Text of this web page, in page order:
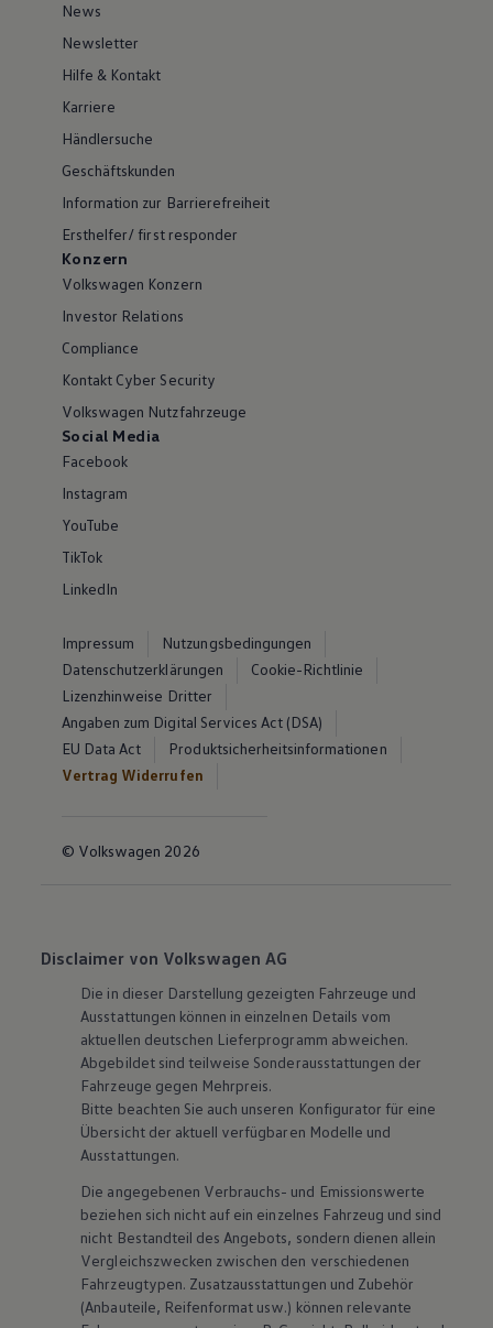
News
Newsletter
Hilfe & Kontakt
Karriere
Händlersuche
Geschäftskunden
Information zur Barrierefreiheit
Ersthelfer/ first responder
Konzern
Volkswagen Konzern
Investor Relations
Compliance
Kontakt Cyber Security
Volkswagen Nutzfahrzeuge
Social Media
Facebook
Instagram
YouTube
TikTok
LinkedIn
Impressum
Nutzungsbedingungen
Datenschutzerklärungen
Cookie-Richtlinie
Lizenzhinweise Dritter
Angaben zum Digital Services Act (DSA)
EU Data Act
Produktsicherheitsinformationen
Vertrag Widerrufen
© Volkswagen 2026
Disclaimer von Volkswagen AG
Die in dieser Darstellung gezeigten Fahrzeuge und
Ausstattungen können in einzelnen Details vom
aktuellen deutschen Lieferprogramm abweichen.
Abgebildet sind teilweise Sonderausstattungen der
Fahrzeuge gegen Mehrpreis.
Bitte beachten Sie auch unseren Konfigurator für eine
Übersicht der aktuell verfügbaren Modelle und
Ausstattungen.
Die angegebenen Verbrauchs- und Emissionswerte
beziehen sich nicht auf ein einzelnes Fahrzeug und sind
nicht Bestandteil des Angebots, sondern dienen allein
Vergleichszwecken zwischen den verschiedenen
Fahrzeugtypen. Zusatzausstattungen und Zubehör
(Anbauteile, Reifenformat usw.) können relevante